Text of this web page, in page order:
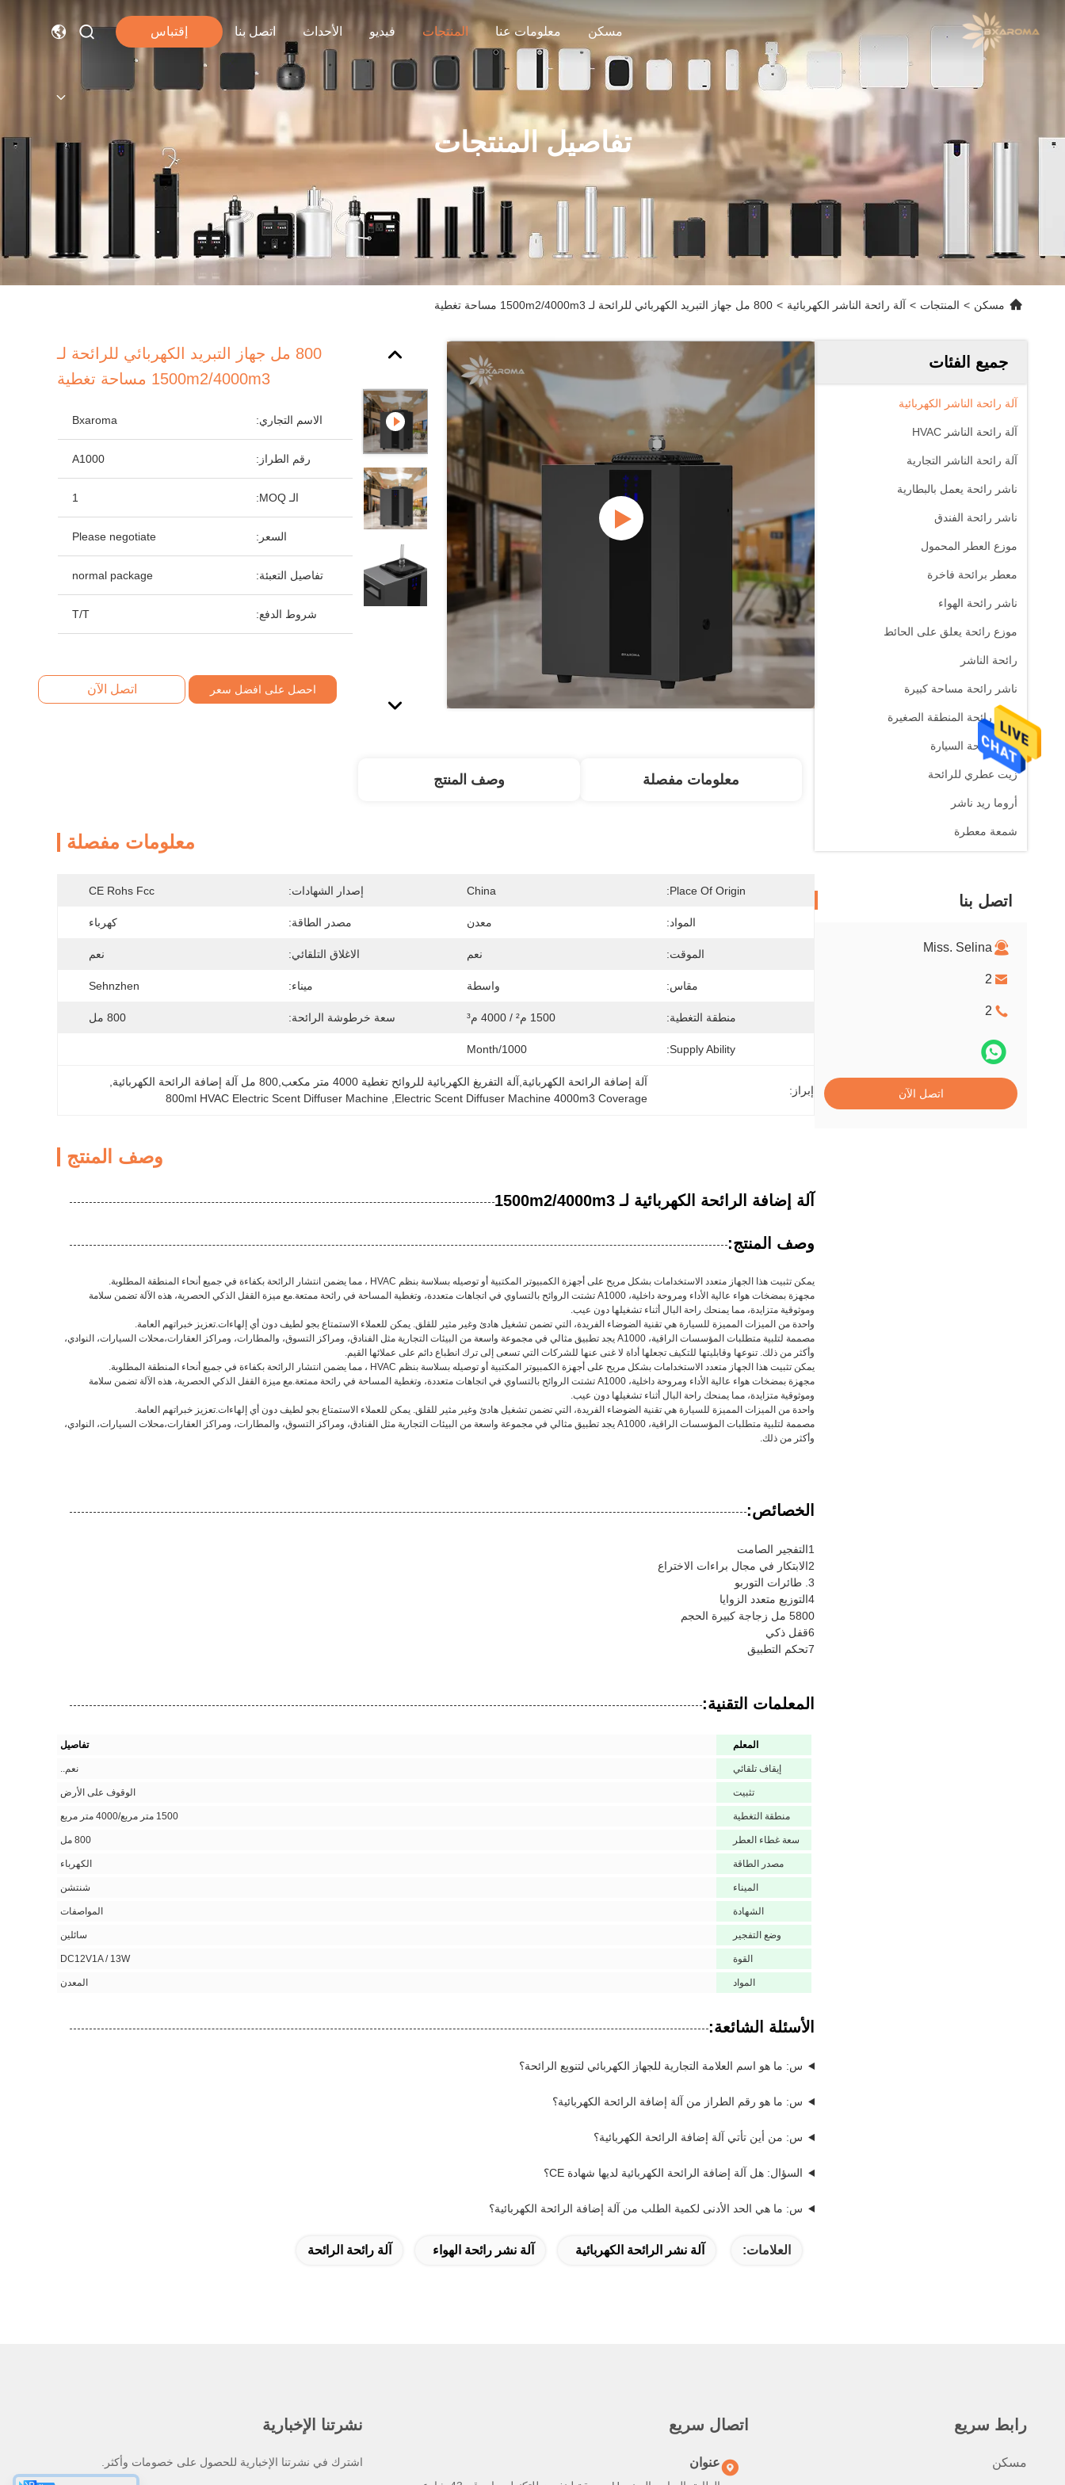
مسكن معلومات عنا المنتجات فيديو الأحداث اتصل بنا إقتباس
تفاصيل المنتجات
مسكن > المنتجات > آلة رائحة الناشر الكهربائية > 800 مل جهاز التبريد الكهربائي للرائحة لـ 1500m2/4000m3 مساحة تغطية
جميع الفئات
آلة رائحة الناشر الكهربائية
آلة رائحة الناشر HVAC
آلة رائحة الناشر التجارية
ناشر رائحة يعمل بالبطارية
ناشر رائحة الفندق
موزع العطر المحمول
معطر برائحة فاخرة
ناشر رائحة الهواء
موزع رائحة يعلق على الحائط
رائحة الناشر
ناشر رائحة مساحة كبيرة
ناشر رائحة المنطقة الصغيرة
ناشر رائحة السيارة
زيت عطري للرائحة
أروما ريد ناشر
شمعة معطرة
اتصل بنا
Miss. Selina
2
2
اتصل الآن
800 مل جهاز التبريد الكهربائي للرائحة لـ
1500m2/4000m3 مساحة تغطية
الاسم التجاري: Bxaroma
رقم الطراز: A1000
الـ MOQ: 1
السعر: Please negotiate
تفاصيل التعبئة: normal package
شروط الدفع: T/T
احصل على افضل سعر اتصل الآن
معلومات مفصلة وصف المنتج
معلومات مفصلة
Place Of Origin:
China إصدار الشهادات: CE Rohs Fcc
المواد: معدن مصدر الطاقة: كهرباء
الموقت: نعم الاغلاق التلقائي: نعم
مقاس: واسطة ميناء: Sehnzhen
منطقة التغطية: 1500 م² / 4000 م³ سعة خرطوشة الرائحة: 800 مل
Supply Ability:
1000/month
إبراز:
آلة إضافة الرائحة الكهربائية,آلة التفريغ الكهربائية للروائح تغطية 4000 متر مكعب,800 مل آلة إضافة الرائحة الكهربائية
Electric Scent Diffuser Machine 4000m3 Coverage
,
800ml HVAC Electric Scent Diffuser Machine
وصف المنتج
آلة إضافة الرائحة الكهربائية لـ 1500m2/4000m3
وصف المنتج:
يمكن تثبيت هذا الجهاز متعدد الاستخدامات بشكل مريح على أجهزة الكمبيوتر المكتبية أو توصيله بسلاسة بنظم HVAC ، مما يضمن انتشار الرائحة بكفاءة في جميع أنحاء المنطقة المطلوبة.
مجهزة بمضخات هواء عالية الأداء ومروحة داخلية، A1000 تشتت الروائح بالتساوي في اتجاهات متعددة، وتغطية المساحة في رائحة ممتعة.مع ميزة القفل الذكي الحصرية، هذه الآلة تضمن سلامة
وموثوقية متزايدة، مما يمنحك راحة البال أثناء تشغيلها دون عيب.
واحدة من الميزات المميزة للسيارة هي تقنية الضوضاء الفريدة، التي تضمن تشغيل هادئ وغير مثير للقلق. يمكن للعملاء الاستمتاع بجو لطيف دون أي إلهاءات.تعزيز خبراتهم العامة.
مصممة لتلبية متطلبات المؤسسات الراقية، A1000 يجد تطبيق مثالي في مجموعة واسعة من البيئات التجارية مثل الفنادق، ومراكز التسوق، والمطارات، ومراكز العقارات،محلات السيارات، النوادي،
وأكثر من ذلك. تنوعها وقابليتها للتكيف تجعلها أداة لا غنى عنها للشركات التي تسعى إلى ترك انطباع دائم على عملائها القيم.
يمكن تثبيت هذا الجهاز متعدد الاستخدامات بشكل مريح على أجهزة الكمبيوتر المكتبية أو توصيله بسلاسة بنظم HVAC ، مما يضمن انتشار الرائحة بكفاءة في جميع أنحاء المنطقة المطلوبة.
مجهزة بمضخات هواء عالية الأداء ومروحة داخلية، A1000 تشتت الروائح بالتساوي في اتجاهات متعددة، وتغطية المساحة في رائحة ممتعة.مع ميزة القفل الذكي الحصرية، هذه الآلة تضمن سلامة
وموثوقية متزايدة، مما يمنحك راحة البال أثناء تشغيلها دون عيب.
واحدة من الميزات المميزة للسيارة هي تقنية الضوضاء الفريدة، التي تضمن تشغيل هادئ وغير مثير للقلق. يمكن للعملاء الاستمتاع بجو لطيف دون أي إلهاءات.تعزيز خبراتهم العامة.
مصممة لتلبية متطلبات المؤسسات الراقية، A1000 يجد تطبيق مثالي في مجموعة واسعة من البيئات التجارية مثل الفنادق، ومراكز التسوق، والمطارات، ومراكز العقارات،محلات السيارات، النوادي،
وأكثر من ذلك.
الخصائص:
1التفجير الصامت
2الابتكار في مجال براءات الاختراع
3. طائرات التوربو
4التوزيع متعدد الزوايا
5800 مل زجاجة كبيرة الحجم
6قفل ذكي
7تحكم التطبيق
المعلمات التقنية:
المعلم تفاصيل
إيقاف تلقائي نعم..
تثبيت الوقوف على الأرض
منطقة التغطية 1500 متر مربع/4000 متر مربع
سعة غطاء العطر 800 مل
مصدر الطاقة الكهرباء
الميناء شنتشن
الشهادة المواصفات
وضع التفجير سائلين
القوة DC12V1A / 13W
المواد المعدن
الأسئلة الشائعة:
س: ما هو اسم العلامة التجارية للجهاز الكهربائي لتنويع الرائحة؟
س: ما هو رقم الطراز من آلة إضافة الرائحة الكهربائية؟
س: من أين تأتي آلة إضافة الرائحة الكهربائية؟
السؤال: هل آلة إضافة الرائحة الكهربائية لديها شهادة CE؟
س: ما هي الحد الأدنى لكمية الطلب من آلة إضافة الرائحة الكهربائية؟
العلامات: آلة نشر الرائحة الكهربائية آلة نشر رائحة الهواء آلة رائحة الرائحة
رابط سريع
مسكن
اتصال سريع
عنوان
نشرتنا الإخبارية
اشترك في نشرتنا الإخبارية للحصول على خصومات وأكثر.